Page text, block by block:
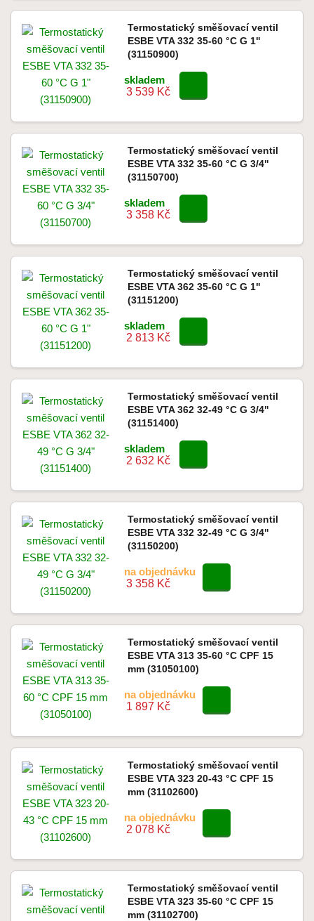
Termostatický směšovací ventil
ESBE VTA 332 35-60 °C G 1"
(31150900)
skladem
3 539 Kč
Termostatický směšovací ventil
ESBE VTA 332 35-60 °C G 3/4"
(31150700)
skladem
3 358 Kč
Termostatický směšovací ventil
ESBE VTA 362 35-60 °C G 1"
(31151200)
skladem
2 813 Kč
Termostatický směšovací ventil
ESBE VTA 362 32-49 °C G 3/4"
(31151400)
skladem
2 632 Kč
Termostatický směšovací ventil
ESBE VTA 332 32-49 °C G 3/4"
(31150200)
na objednávku
3 358 Kč
Termostatický směšovací ventil
ESBE VTA 313 35-60 °C CPF 15
mm (31050100)
na objednávku
1 897 Kč
Termostatický směšovací ventil
ESBE VTA 323 20-43 °C CPF 15
mm (31102600)
na objednávku
2 078 Kč
Termostatický směšovací ventil
ESBE VTA 323 35-60 °C CPF 15
mm (31102700)